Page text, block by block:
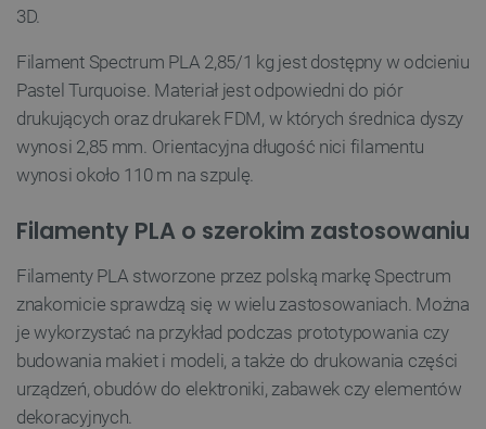
3D.
Filament Spectrum PLA 2,85/1 kg jest dostępny w odcieniu
Pastel Turquoise. Materiał jest odpowiedni do piór
drukujących oraz drukarek FDM, w których średnica dyszy
wynosi 2,85 mm. Orientacyjna długość nici filamentu
wynosi około 110 m na szpulę.
Filamenty PLA o szerokim zastosowaniu
Filamenty PLA stworzone przez polską markę Spectrum
znakomicie sprawdzą się w wielu zastosowaniach. Można
je wykorzystać na przykład podczas prototypowania czy
budowania makiet i modeli, a także do drukowania części
urządzeń, obudów do elektroniki, zabawek czy elementów
dekoracyjnych.
_lb .botland.com.pl